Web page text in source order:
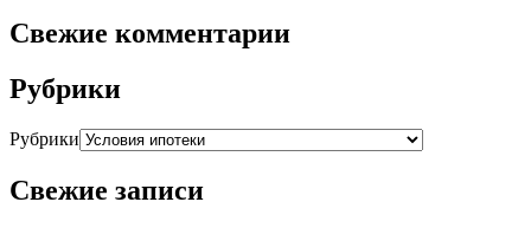
Свежие комментарии
Рубрики
Рубрики
Свежие записи